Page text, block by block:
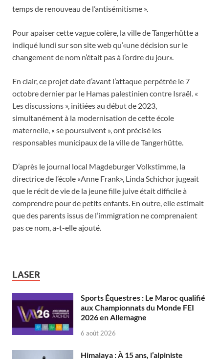
temps de renouveau de l’antisémitisme ».
Pour apaiser cette vague colère, la ville de Tangerhütte a
indiqué lundi sur son site web qu’«une décision sur le
changement de nom n’était pas à l’ordre du jour».
En clair, ce projet date d’avant l’attaque perpétrée le 7
octobre dernier par le Hamas palestinien contre Israël. «
Les discussions », initiées au début de 2023,
simultanément à la modernisation de cette école
maternelle, « se poursuivent », ont précisé les
responsables municipaux de la ville de Tangerhütte.
D’après le journal local Magdeburger Volkstimme, la
directrice de l’école «Anne Frank», Linda Schichor jugeait
que le récit de vie de la jeune fille juive était difficile à
comprendre pour de petits enfants. En outre, elle estimait
que des parents issus de l’immigration ne comprenaient
pas ce nom, a-t-elle ajouté.
LASER
Sports Équestres : Le Maroc qualifié
aux Championnats du Monde FEI
2026 en Allemagne
6 août 2026
Himalaya : À 15 ans, l’alpiniste